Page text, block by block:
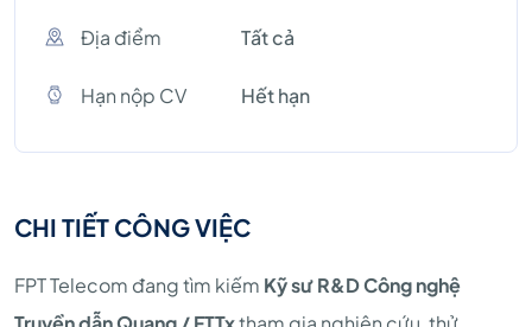
Địa điểm Tất cả
Hạn nộp CV Hết hạn
CHI TIẾT CÔNG VIỆC
FPT Telecom đang tìm kiếm Kỹ sư R&D Công nghệ